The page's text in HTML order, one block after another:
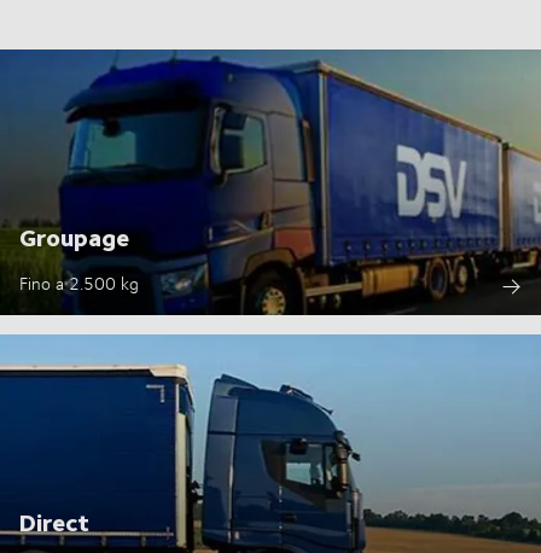
Groupage
Fino a 2.500 kg
Direct